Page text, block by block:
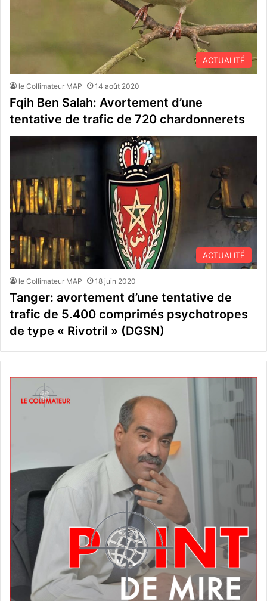
ACTUALITÉ
le Collimateur MAP 14 août 2020
Fqih Ben Salah: Avortement d’une
tentative de trafic de 720 chardonnerets
ACTUALITÉ
le Collimateur MAP 18 juin 2020
Tanger: avortement d’une tentative de
trafic de 5.400 comprimés psychotropes
de type « Rivotril » (DGSN)